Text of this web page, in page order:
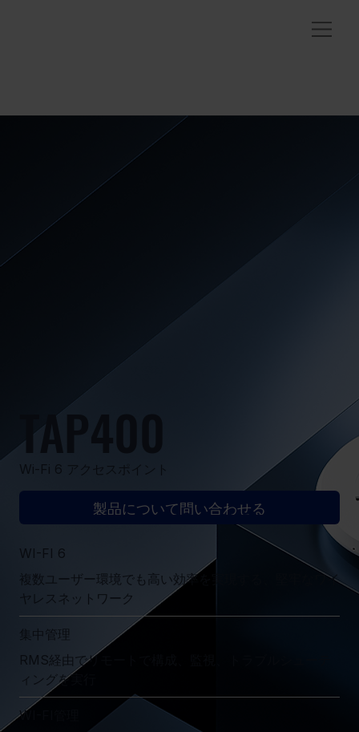
TAP400
Wi-Fi 6 アクセスポイント
製品について問い合わせる
WI-FI 6
複数ユーザー環境でも高い効率を実現する、堅牢なワイ
ヤレスネットワーク
集中管理
RMS経由でリモートで構成、監視、トラブルシューテ
ィングを実行
WI-FI管理